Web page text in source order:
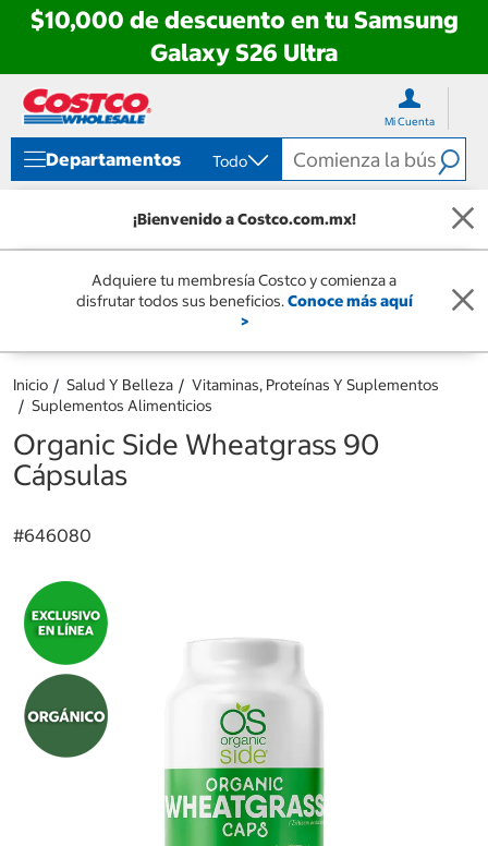
$10,000 de descuento en tu Samsung
Galaxy S26 Ultra
directo
contenido
directo
menú
navegación
Mi Cuenta
Departamentos Todo
¡Bienvenido a Costco.com.mx!
Adquiere tu membresía Costco y comienza a
disfrutar todos sus beneficios.Conoce más aquí
>
Inicio Salud Y Belleza
Vitaminas, Proteínas Y Suplementos
Suplementos Alimenticios
Organic Side Wheatgrass 90
Cápsulas
#646080